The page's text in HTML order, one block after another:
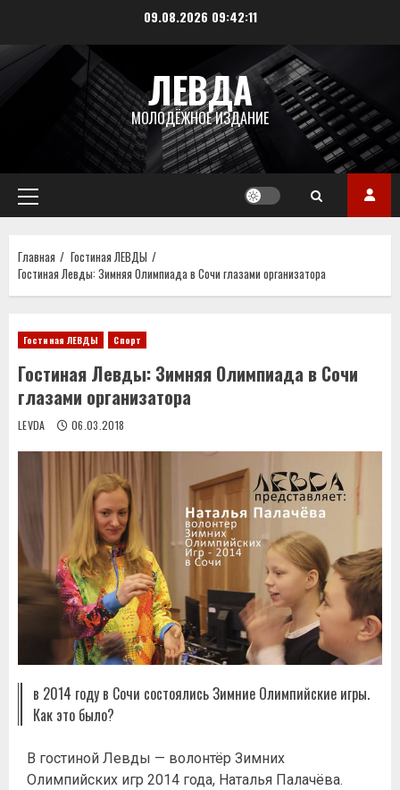
09.08.2026 09:42:12
ЛЕВДА
МОЛОДЁЖНОЕ ИЗДАНИЕ
Главная
Гостиная ЛЕВДЫ
Гостиная Левды: Зимняя Олимпиада в Сочи глазами организатора
Гостиная ЛЕВДЫ Спорт
Гостиная Левды: Зимняя Олимпиада в Сочи
глазами организатора
LEVDA 06.03.2018
в 2014 году в Сочи состоялись Зимние Олимпийские игры.
Как это было?
В гостиной Левды — волонтёр Зимних
Олимпийских игр 2014 года, Наталья Палачёва.